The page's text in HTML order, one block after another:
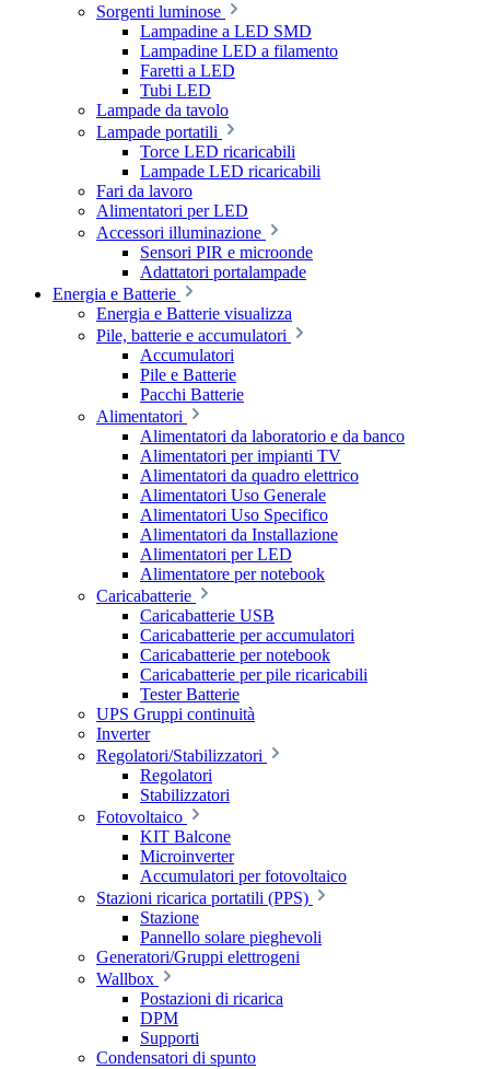
Sorgenti luminose
Lampadine a LED SMD
Lampadine LED a filamento
Faretti a LED
Tubi LED
Lampade da tavolo
Lampade portatili
Torce LED ricaricabili
Lampade LED ricaricabili
Fari da lavoro
Alimentatori per LED
Accessori illuminazione
Sensori PIR e microonde
Adattatori portalampade
Energia e Batterie
Energia e Batterie visualizza
Pile, batterie e accumulatori
Accumulatori
Pile e Batterie
Pacchi Batterie
Alimentatori
Alimentatori da laboratorio e da banco
Alimentatori per impianti TV
Alimentatori da quadro elettrico
Alimentatori Uso Generale
Alimentatori Uso Specifico
Alimentatori da Installazione
Alimentatori per LED
Alimentatore per notebook
Caricabatterie
Caricabatterie USB
Caricabatterie per accumulatori
Caricabatterie per notebook
Caricabatterie per pile ricaricabili
Tester Batterie
UPS Gruppi continuità
Inverter
Regolatori/Stabilizzatori
Regolatori
Stabilizzatori
Fotovoltaico
KIT Balcone
Microinverter
Accumulatori per fotovoltaico
Stazioni ricarica portatili (PPS)
Stazione
Pannello solare pieghevoli
Generatori/Gruppi elettrogeni
Wallbox
Postazioni di ricarica
DPM
Supporti
Condensatori di spunto